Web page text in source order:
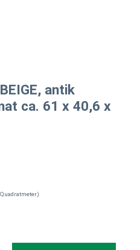
antik
ca. 61 x 40,6 x